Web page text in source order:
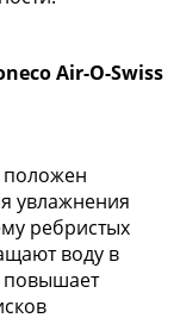
Air-O-Swiss
положен
увлажнения
ребристых
воду в
повышает